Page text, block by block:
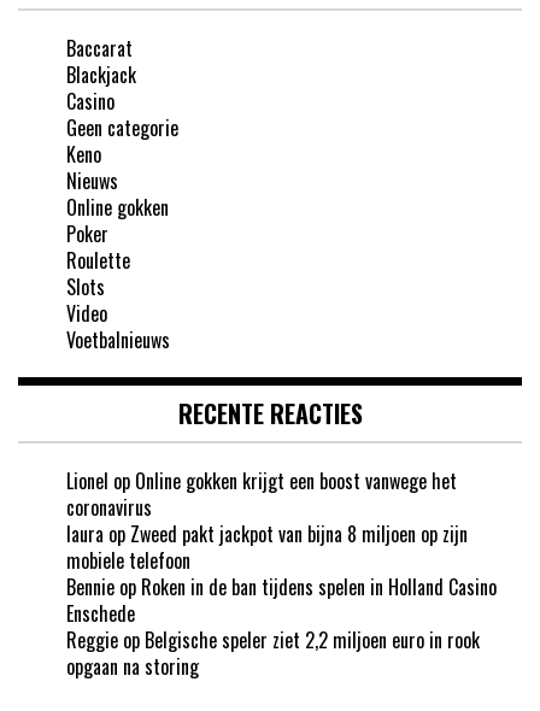
Baccarat
Blackjack
Casino
Geen categorie
Keno
Nieuws
Online gokken
Poker
Roulette
Slots
Video
Voetbalnieuws
RECENTE REACTIES
Lionel op Online gokken krijgt een boost vanwege het
coronavirus
laura op Zweed pakt jackpot van bijna 8 miljoen op zijn
mobiele telefoon
Bennie op Roken in de ban tijdens spelen in Holland Casino
Enschede
Reggie op Belgische speler ziet 2,2 miljoen euro in rook
opgaan na storing